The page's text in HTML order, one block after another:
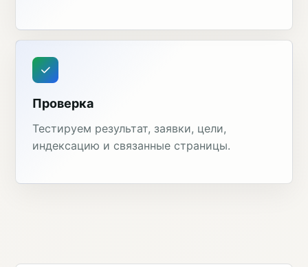
Проверка
Тестируем результат, заявки, цели,
индексацию и связанные страницы.